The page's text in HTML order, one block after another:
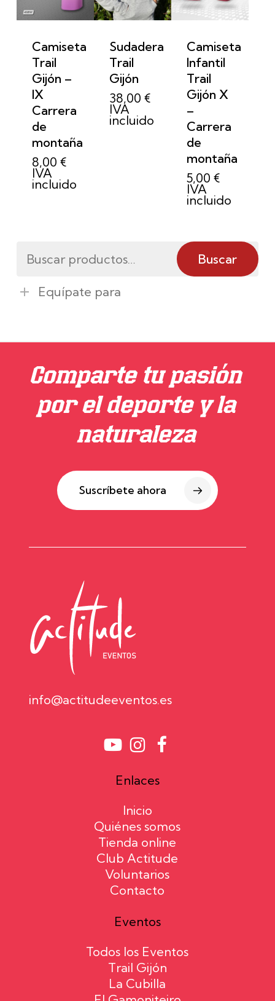
Camiseta
Trail
Gijón –
IX
Carrera
de
montaña
8,00 €
IVA
incluido
Sudadera
Trail
Gijón
38,00€
IVA
incluido
Camiseta
Infantil
Trail
Gijón X
–
Carrera
de
montaña
5,00€
IVA
incluido
por:
Buscar
Equípate para
Comparte tu pasión
por el deporte y la
naturaleza
Suscríbete ahora
info@actitudeeventos.es
Enlaces
Inicio
Quiénes somos
Tienda online
Club Actitude
Voluntarios
Contacto
Eventos
Todos los Eventos
Trail Gijón
La Cubilla